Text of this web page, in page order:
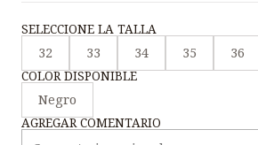
SELECCIONE LA TALLA
32
33 34 35 36
COLOR DISPONIBLE
Negro
AGREGAR COMENTARIO